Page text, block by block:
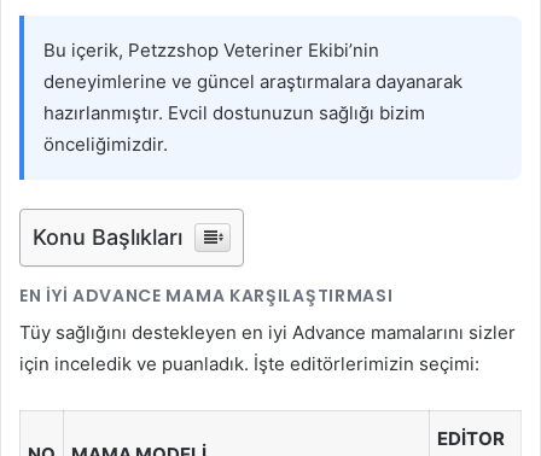
Bu içerik, Petzzshop Veteriner Ekibi’nin
deneyimlerine ve güncel araştırmalara dayanarak
hazırlanmıştır. Evcil dostunuzun sağlığı bizim
önceliğimizdir.
Konu Başlıkları
EN İYI ADVANCE MAMA KARŞILAŞTIRMASI
Tüy sağlığını destekleyen en iyi Advance mamalarını sizler
için inceledik ve puanladık. İşte editörlerimizin seçimi:
EDITOR